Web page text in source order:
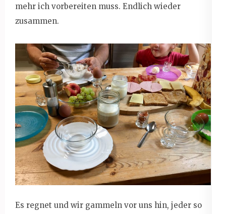
mehr ich vorbereiten muss. Endlich wieder
zusammen.
Es regnet und wir gammeln vor uns hin, jeder so